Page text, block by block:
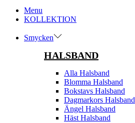
Menu
KOLLEKTION
Smycken
HALSBAND
Alla Halsband
Blomma Halsband
Bokstavs Halsband
Dagmarkors Halsband
Ängel Halsband
Häst Halsband